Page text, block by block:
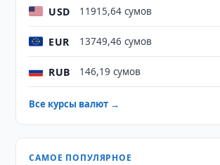
USD 11915,64 сумов
EUR 13749,46 сумов
RUB 146,19 сумов
Все курсы валют →
САМОЕ ПОПУЛЯРНОЕ